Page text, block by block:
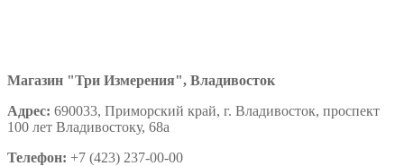
Магазин "Три Измерения", Владивосток
Адрес: 690033, Приморский край, г. Владивосток, проспект
100 лет Владивостоку, 68а
Телефон: +7 (423) 237-00-00